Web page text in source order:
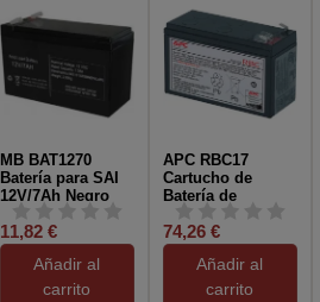
MB BAT1270
Batería para SAI
12V/7Ah Negro
11,82 €
Añadir al
carrito
APC RBC17
Cartucho de
Batería de
UPS
74,26 €
Añadir al
carrito